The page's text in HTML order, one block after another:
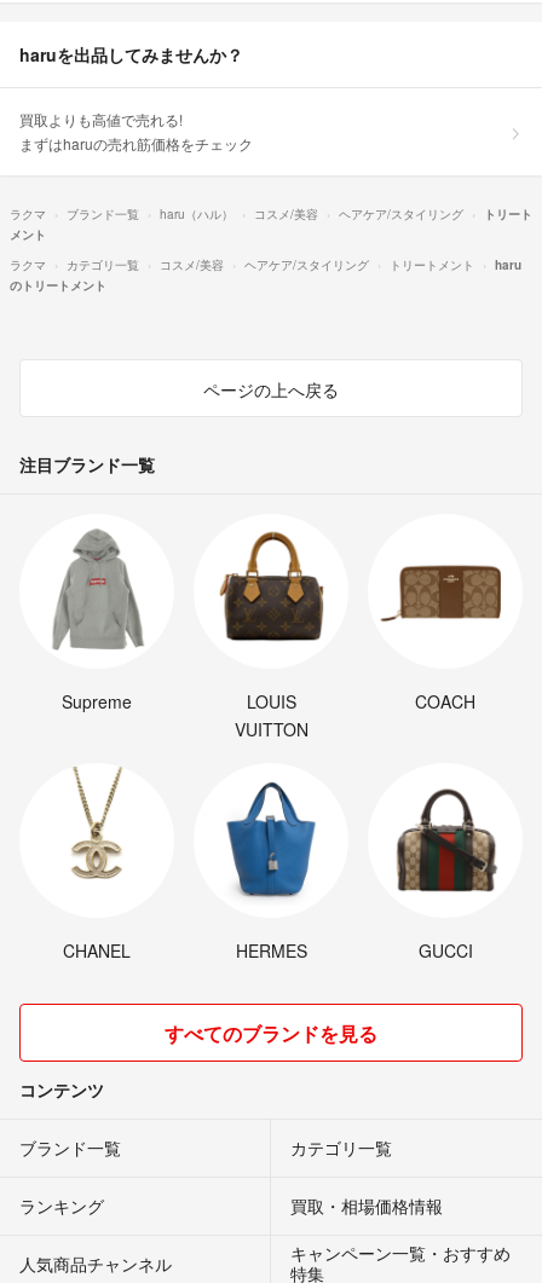
haruを出品してみませんか？
買取よりも高値で売れる!
まずはharuの売れ筋価格をチェック
ラクマ ブランド一覧 haru（ハル） コスメ/美容 ヘアケア/スタイリング
トリート
メント
ラクマ
カテゴリ一覧 コスメ/美容 ヘアケア/スタイリング トリートメント
haru
のトリートメント
ページの上へ戻る
注目ブランド一覧
Supreme
LOUIS
VUITTON
COACH
CHANEL HERMES GUCCI
すべてのブランドを見る
コンテンツ
ブランド一覧 カテゴリ一覧
ランキング 買取・相場価格情報
人気商品チャンネル
キャンペーン一覧・おすすめ
特集